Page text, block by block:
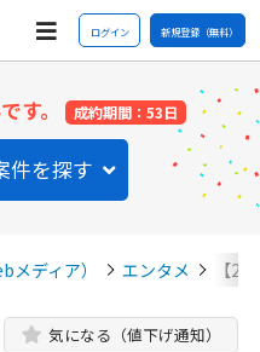
ログイン 新規登録（無料）
す。 成約期間：53日
件を探す
メディア） エンタメ 【
気になる（値下げ通知）